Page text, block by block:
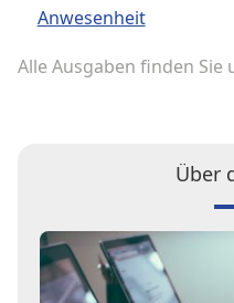
Anwesenheit
Alle Ausgaben finden Sie
Über